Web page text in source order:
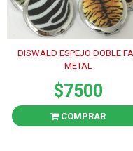
DISWALD ESPEJO DOBLE
METAL
$7500
COMPRAR